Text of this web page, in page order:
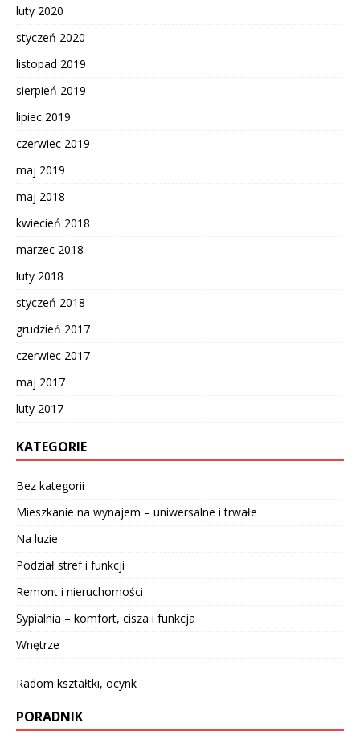
luty 2020
styczeń 2020
listopad 2019
sierpień 2019
lipiec 2019
czerwiec 2019
maj 2019
maj 2018
kwiecień 2018
marzec 2018
luty 2018
styczeń 2018
grudzień 2017
czerwiec 2017
maj 2017
luty 2017
KATEGORIE
Bez kategorii
Mieszkanie na wynajem – uniwersalne i trwałe
Na luzie
Podział stref i funkcji
Remont i nieruchomości
Sypialnia – komfort, cisza i funkcja
Wnętrze
Radom kształtki, ocynk
PORADNIK